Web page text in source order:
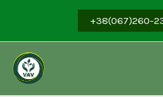
вмісту
+38(067)260-